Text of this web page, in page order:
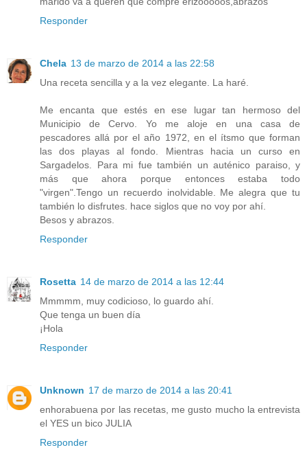
Responder
Chela 13 de marzo de 2014 a las 22:58
Una receta sencilla y a la vez elegante. La haré.
Me encanta que estés en ese lugar tan hermoso del
Municipio de Cervo. Yo me aloje en una casa de
pescadores allá por el año 1972, en el ítsmo que forman
las dos playas al fondo. Mientras hacia un curso en
Sargadelos. Para mi fue también un auténico paraiso, y
más que ahora porque entonces estaba todo
"virgen".Tengo un recuerdo inolvidable. Me alegra que tu
también lo disfrutes. hace siglos que no voy por ahí.
Besos y abrazos.
Responder
Rosetta 14 de marzo de 2014 a las 12:44
Mmmmm, muy codicioso, lo guardo ahí.
Que tenga un buen día
¡Hola
Responder
Unknown 17 de marzo de 2014 a las 20:41
enhorabuena por las recetas, me gusto mucho la entrevista
el YES un bico JULIA
Responder